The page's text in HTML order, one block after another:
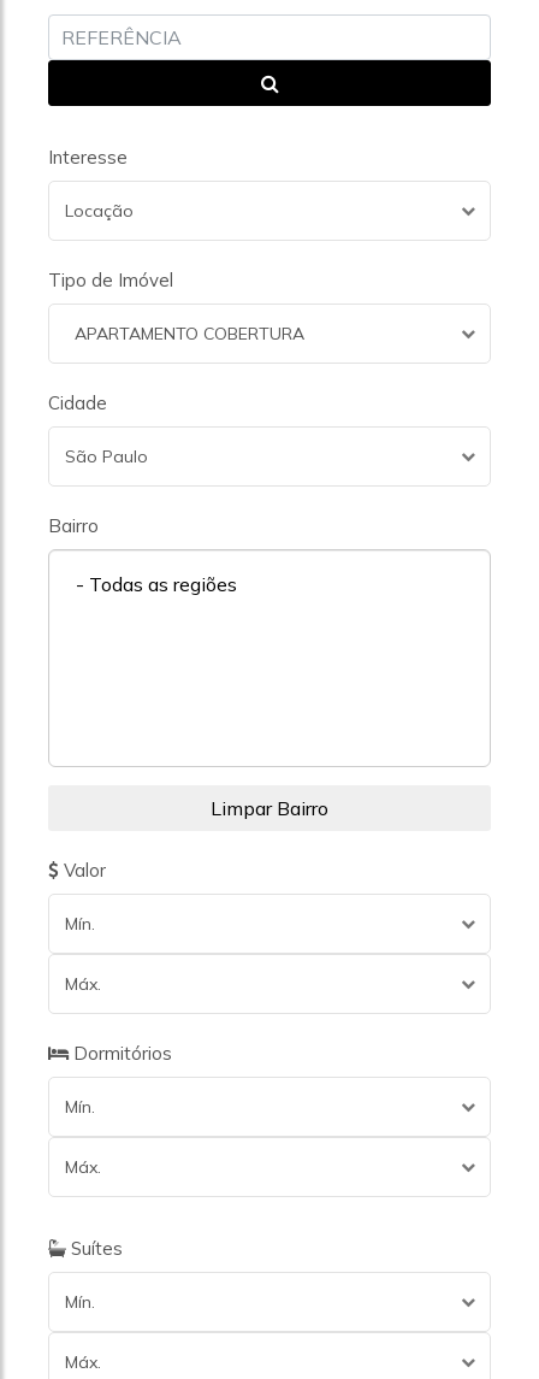
Interesse
Locação
Tipo de Imóvel
APARTAMENTO COBERTURA
Cidade
São Paulo
Bairro
- Todas as regiões
Valor
Mín.
Máx.
Dormitórios
Mín.
Máx.
Suítes
Mín.
Máx.